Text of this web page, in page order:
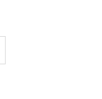
par email